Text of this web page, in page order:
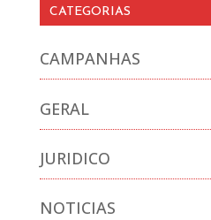
CATEGORIAS
CAMPANHAS
GERAL
JURIDICO
NOTICIAS